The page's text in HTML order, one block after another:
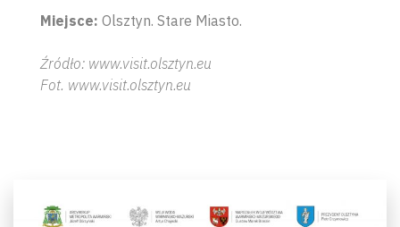
Miejsce: Olsztyn. Stare Miasto.
Źródło: www.visit.olsztyn.eu
Fot. www.visit.olsztyn.eu